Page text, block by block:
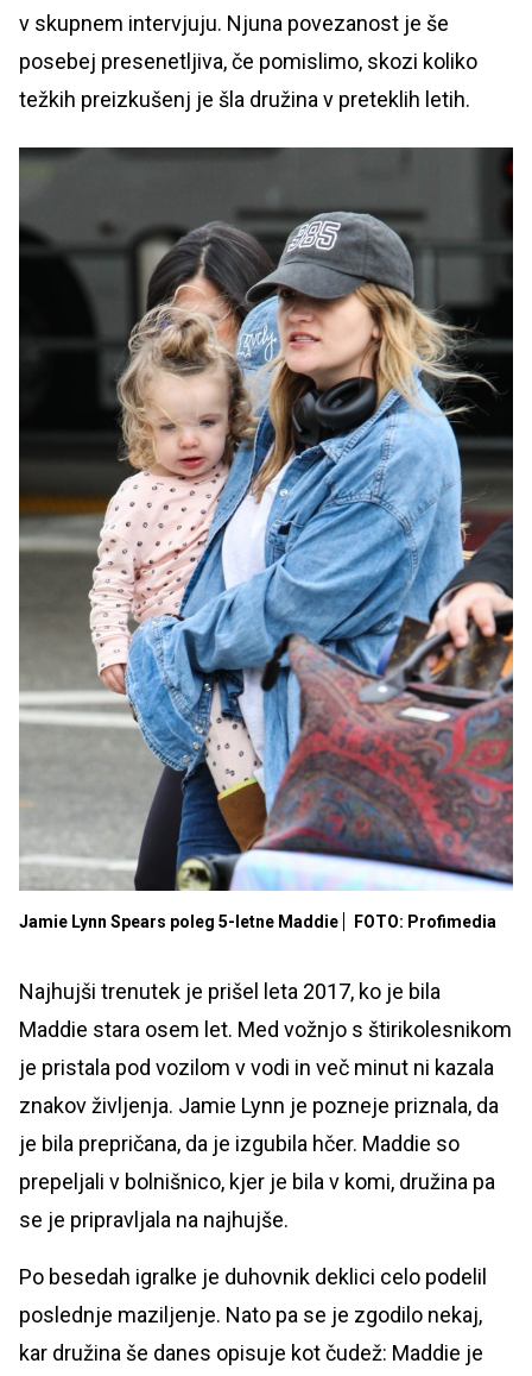
v skupnem intervjuju. Njuna povezanost je še
posebej presenetljiva, če pomislimo, skozi koliko
težkih preizkušenj je šla družina v preteklih letih.
Jamie Lynn Spears poleg 5-letne Maddie FOTO: Profimedia
Najhujši trenutek je prišel leta 2017, ko je bila
Maddie stara osem let. Med vožnjo s štirikolesnikom
je pristala pod vozilom v vodi in več minut ni kazala
znakov življenja. Jamie Lynn je pozneje priznala, da
je bila prepričana, da je izgubila hčer. Maddie so
prepeljali v bolnišnico, kjer je bila v komi, družina pa
se je pripravljala na najhujše.
Po besedah igralke je duhovnik deklici celo podelil
poslednje maziljenje. Nato pa se je zgodilo nekaj,
kar družina še danes opisuje kot čudež: Maddie je